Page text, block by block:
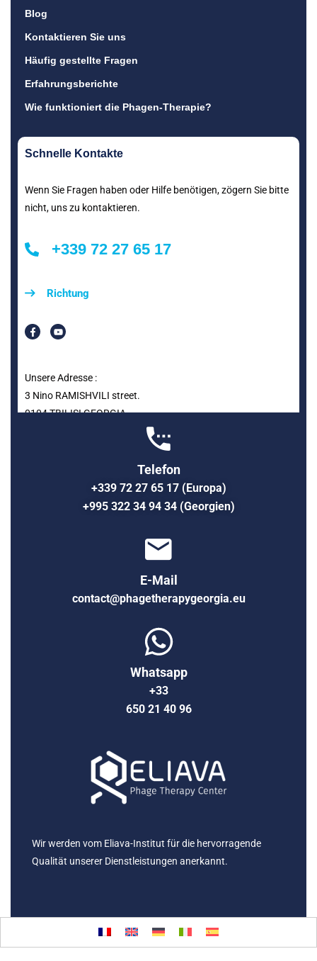
Blog
Kontaktieren Sie uns
Häufig gestellte Fragen
Erfahrungsberichte
Wie funktioniert die Phagen-Therapie?
Schnelle Kontakte
Wenn Sie Fragen haben oder Hilfe benötigen, zögern Sie bitte
nicht, uns zu kontaktieren.
+339 72 27 65 17
Richtung
Unsere Adresse :
3 Nino RAMISHVILI street.
0104 TBILISI GEORGIA
Telefon
+339 72 27 65 17 (Europa)
+995 322 34 94 34 (Georgien)
E-Mail
contact@phagetherapygeorgia.eu
Whatsapp
+33
650 21 40 96
Wir werden vom Eliava-Institut für die hervorragende
Qualität unserer Dienstleistungen anerkannt.